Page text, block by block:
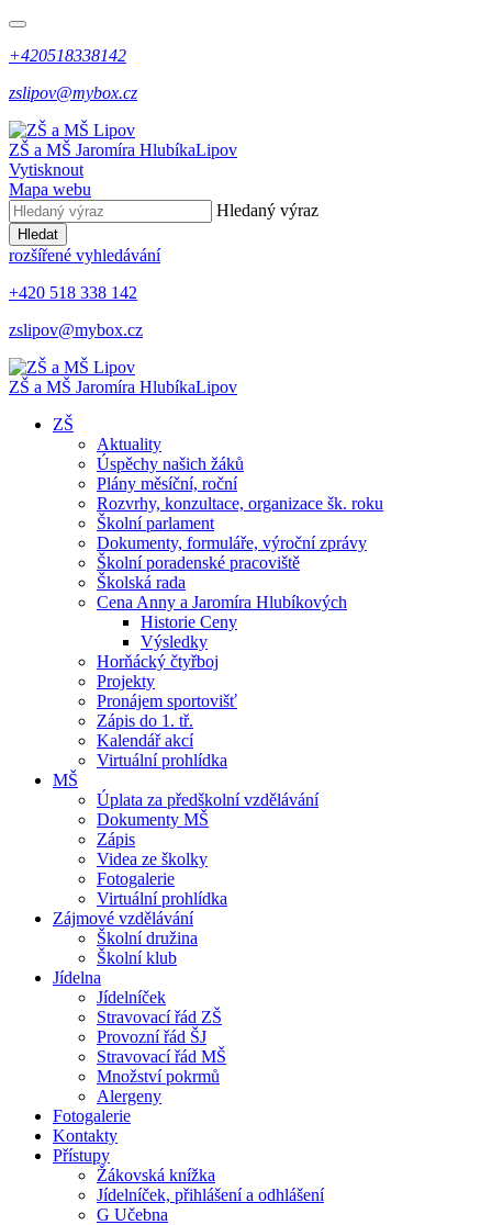
+420518338142
zslipov@mybox.cz
ZŠ a MŠ Jaromíra HlubíkaLipov
Vytisknout
Mapa webu
Hledaný výraz
Hledat
rozšířené vyhledávání
+420 518 338 142
zslipov@mybox.cz
ZŠ a MŠ Jaromíra HlubíkaLipov
ZŠ
Aktuality
Úspěchy našich žáků
Plány měsíční, roční
Rozvrhy, konzultace, organizace šk. roku
Školní parlament
Dokumenty, formuláře, výroční zprávy
Školní poradenské pracoviště
Školská rada
Cena Anny a Jaromíra Hlubíkových
Historie Ceny
Výsledky
Horňácký čtyřboj
Projekty
Pronájem sportovišť
Zápis do 1. tř.
Kalendář akcí
Virtuální prohlídka
MŠ
Úplata za předškolní vzdělávání
Dokumenty MŠ
Zápis
Videa ze školky
Fotogalerie
Virtuální prohlídka
Zájmové vzdělávání
Školní družina
Školní klub
Jídelna
Jídelníček
Stravovací řád ZŠ
Provozní řád ŠJ
Stravovací řád MŠ
Množství pokrmů
Alergeny
Fotogalerie
Kontakty
Přístupy
Žákovská knížka
Jídelníček, přihlášení a odhlášení
G Učebna